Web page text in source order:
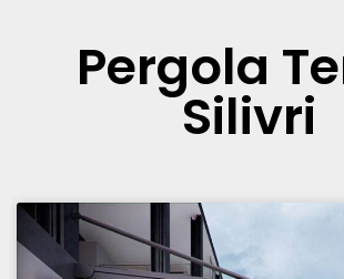
Pergola
Silivri